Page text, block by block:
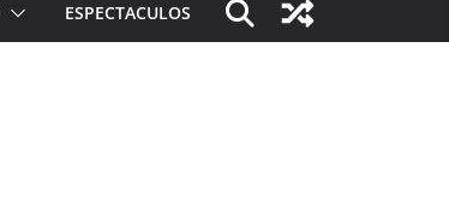
ESPECTACULOS